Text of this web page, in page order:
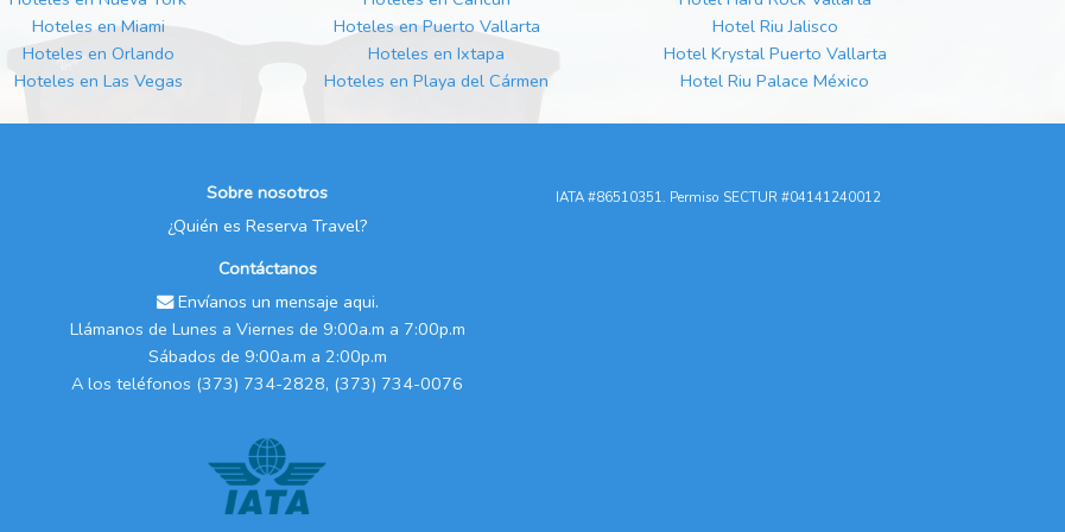
Hoteles en Miami
Hoteles en Orlando
Hoteles en Las Vegas
Hoteles en Puerto Vallarta
Hoteles en Ixtapa
Hoteles en Playa del Cármen
Hotel Riu Jalisco
Hotel Krystal Puerto Vallarta
Hotel Riu Palace México
Sobre nosotros
¿Quién es Reserva Travel?
Contáctanos
Envíanos un mensaje aqui.
Llámanos de Lunes a Viernes de 9:00a.m a 7:00p.m
Sábados de 9:00a.m a 2:00p.m
A los teléfonos (373) 734-2828, (373) 734-0076
IATA #86510351. Permiso SECTUR #04141240012